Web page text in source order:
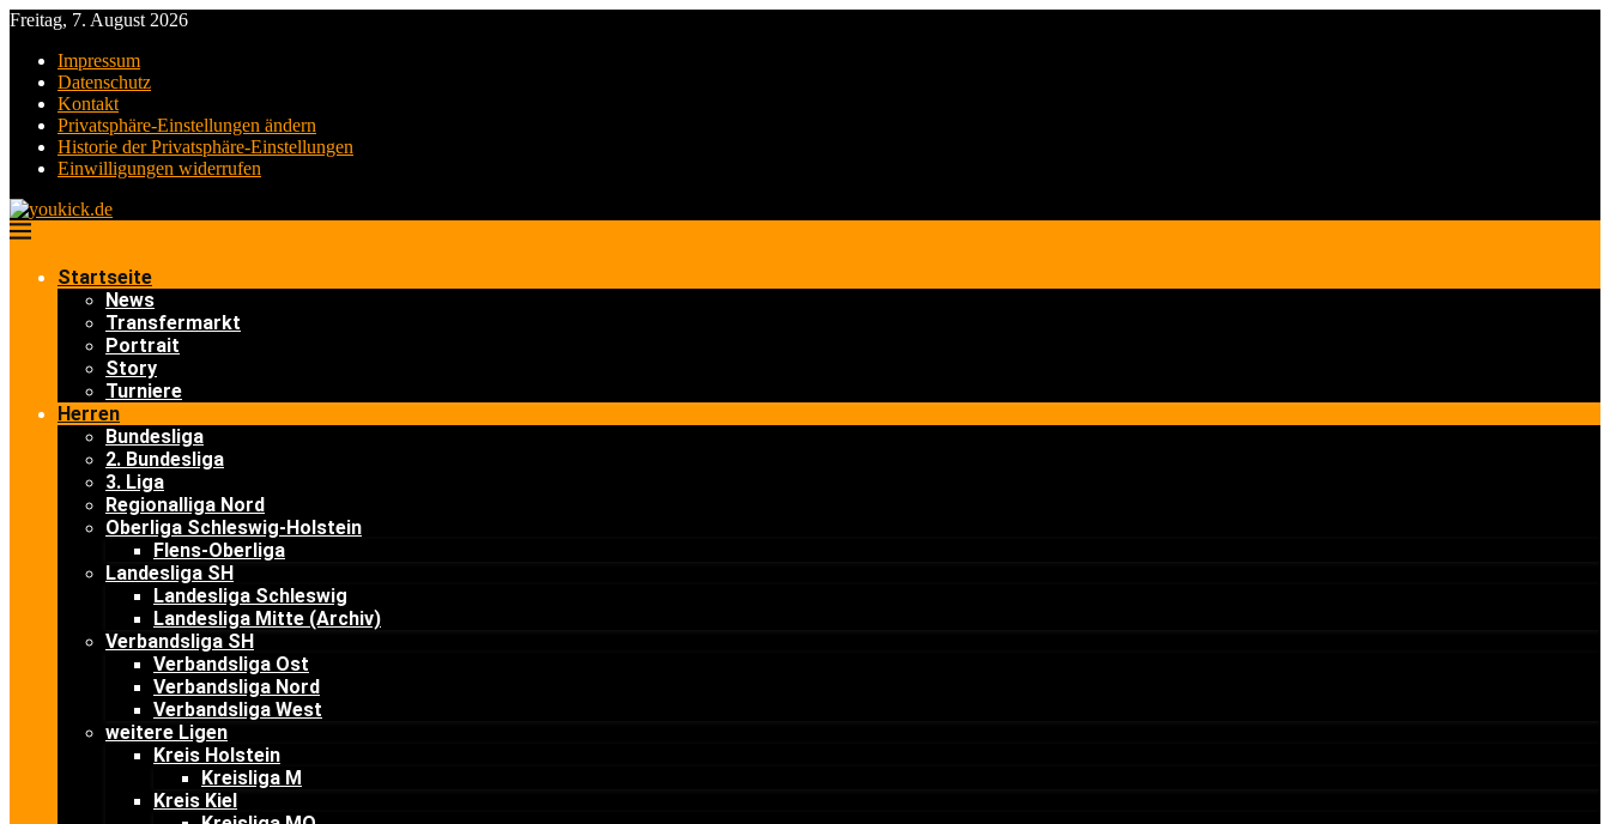
Freitag, 7. August 2026
Impressum
Datenschutz
Kontakt
Privatsphäre-Einstellungen ändern
Historie der Privatsphäre-Einstellungen
Einwilligungen widerrufen
Startseite
News
Transfermarkt
Portrait
Story
Turniere
Herren
Bundesliga
2. Bundesliga
3. Liga
Regionalliga Nord
Oberliga Schleswig-Holstein
Flens-Oberliga
Landesliga SH
Landesliga Schleswig
Landesliga Mitte (Archiv)
Verbandsliga SH
Verbandsliga Ost
Verbandsliga Nord
Verbandsliga West
weitere Ligen
Kreis Holstein
Kreisliga M
Kreis Kiel